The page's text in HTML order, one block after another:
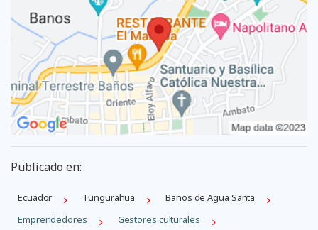
Publicado en:
Ecuador Tungurahua
Baños de Agua Santa
Emprendedores
Gestores culturales